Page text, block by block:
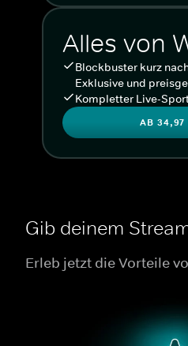
Alles von
Blockbuster kurz
Exklusive und
Kompletter Live-
AB 34,97
Gib deinem
Erleb jetzt die Vorteile